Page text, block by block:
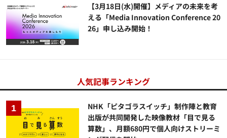
【3月18日(水)開催】メディアの未来を考
える「Media Innovation Conference 20
26」申し込み開始！
人気記事ランキング
NHK「ピタゴラスイッチ」制作陣と教育
出版が共同開発した映像教材「目で見る
算数」、月額680円で個人向けストリーミ